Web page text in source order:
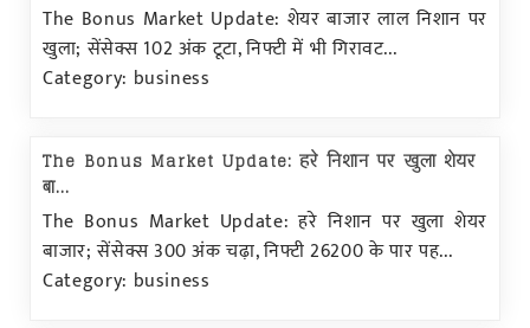
The Bonus Market Update: शेयर बाजार लाल निशान पर
खुला; सेंसेक्स 102 अंक टूटा, निफ्टी में भी गिरावट...
Category: business
The Bonus Market Update: हरे निशान पर खुला शेयर
बा...
The Bonus Market Update: हरे निशान पर खुला शेयर
बाजार; सेंसेक्स 300 अंक चढ़ा, निफ्टी 26200 के पार पह...
Category: business